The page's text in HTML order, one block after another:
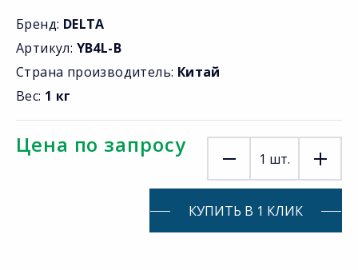
Бренд: DELTA
Артикул: YB4L-B
Страна производитель: Китай
Вес: 1 кг
Цена по запросу
1 шт.
КУПИТЬ В 1 КЛИК